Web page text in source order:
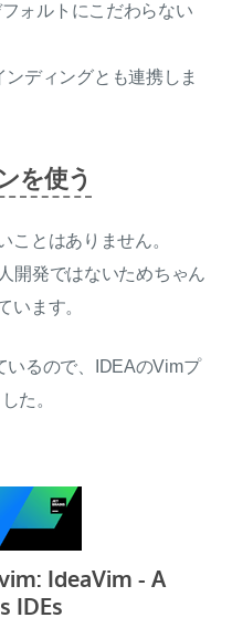
ォルトにこだわらない
ディングとも連携しま
を使う
ことはありません。
開発ではないためちゃん
います。
いるので、IDEAのVimプ
た。